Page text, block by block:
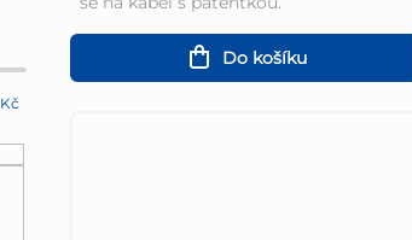
Kč
k
t
Do košíku